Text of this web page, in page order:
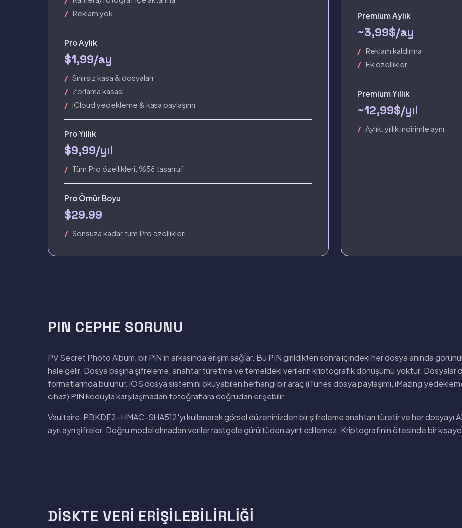
Reklam yok
Pro Aylık
$1,99/ay
Sınırsız kasa & dosyaları
Zorlama kasası
iCloud yedekleme & kasa paylaşımı
Pro Yıllık
$9,99/yıl
Tüm Pro özellikleri, %58 tasarruf
Pro Ömür Boyu
$29.99
Sonsuza kadar tüm Pro özellikleri
Premium Aylık
~3,99$/ay
Reklam kaldırma
Ek özellikler
Premium Yıllık
~12,99$/yıl
Aylık, yıllık indirimle aynı
PIN CEPHE SORUNU
PV Secret Photo Album, bir PIN'in arkasında erişim sağlar. Bu PIN girildikten sonra içindeki her dosya anında
hale gelir. Dosya başına şifreleme, anahtar türetme ve temeldeki verilerin kriptografik dönüşümü yoktur. Dosyalar
formatlarında bulunur. iOS dosya sistemini okuyabilen herhangi bir araç (iTunes dosya paylaşımı, iMazing
cihaz) PIN koduyla karşılaşmadan fotoğraflara doğrudan erişebilir.
Vaultaire, PBKDF2-HMAC-SHA512'yı kullanarak görsel düzeninizden bir şifreleme anahtarı türetir ve her dosyayı
ayrı ayrı şifreler. Doğru model olmadan veriler rastgele gürültüden ayırt edilemez. Kriptografinin ötesinde bir
DISKTE VERI ERIŞILEBILIRLIĞI